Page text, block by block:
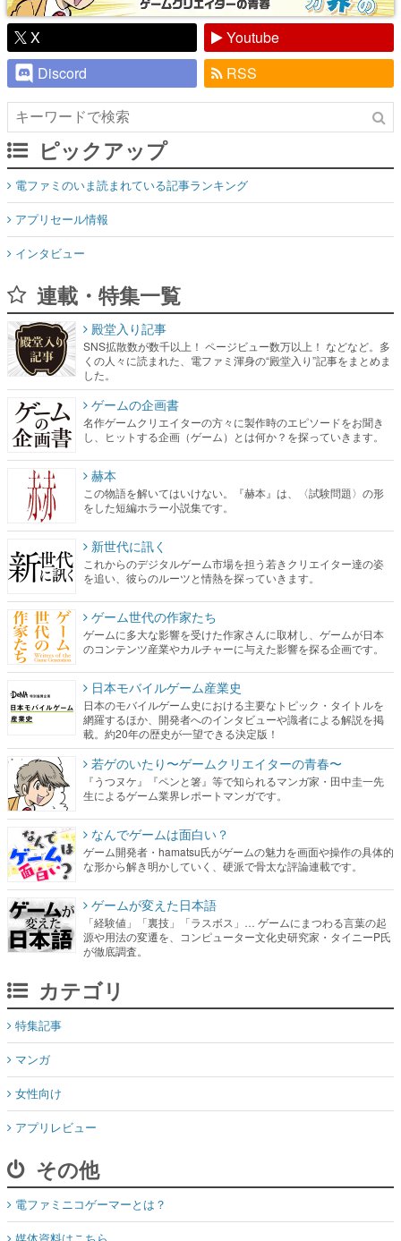
X
Youtube
Discord
RSS
ピックアップ
電ファミのいま読まれている記事ランキング
アプリセール情報
インタビュー
連載・特集一覧
殿堂入り記事
SNS拡散数が数千以上！ ページビュー数万以上！ などなど。多
くの人々に読まれた、電ファミ渾身の“殿堂入り”記事をまとめま
した。
ゲームの企画書
名作ゲームクリエイターの方々に製作時のエピソードをお聞き
し、ヒットする企画（ゲーム）とは何か？を探っていきます。
赫本
この物語を解いてはいけない。『赫本』は、〈試験問題〉の形
をした短編ホラー小説集です。
新世代に訊く
これからのデジタルゲーム市場を担う若きクリエイター達の姿
を追い、彼らのルーツと情熱を探っていきます。
ゲーム世代の作家たち
ゲームに多大な影響を受けた作家さんに取材し、ゲームが日本
のコンテンツ産業やカルチャーに与えた影響を探る企画です。
日本モバイルゲーム産業史
日本のモバイルゲーム史における主要なトピック・タイトルを
網羅するほか、開発者へのインタビューや識者による解説を掲
載。約20年の歴史が一望できる決定版！
若ゲのいたり〜ゲームクリエイターの青春〜
『うつヌケ』『ペンと箸』等で知られるマンガ家・田中圭一先
生によるゲーム業界レポートマンガです。
なんでゲームは面白い？
ゲーム開発者・hamatsu氏がゲームの魅力を画面や操作の具体的
な形から解き明かしていく、硬派で骨太な評論連載です。
ゲームが変えた日本語
「経験値」「裏技」「ラスボス」… ゲームにまつわる言葉の起
源や用法の変遷を、コンピューター文化史研究家・タイニーP氏
が徹底調査。
カテゴリ
特集記事
マンガ
女性向け
アプリレビュー
その他
電ファミニコゲーマーとは？